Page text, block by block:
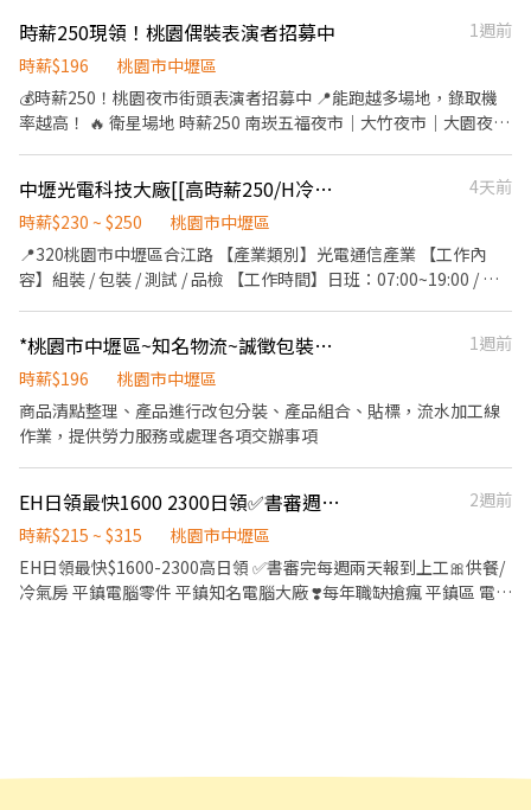
需配合現場產線加班 ☛ 日班:08:00-16:30 💰【薪資待遇】: 日班
$220/H ➽享有勞健保、勞退基金、團保 🎀想找好工作 應徵方式:
補滿，心動不如馬上行動🎈
07:00~16:00 時薪225~240元（含津貼） 午班：14:00~23:00 時薪
265~275元（含津貼） 【匯薪方式】：每月10號/周領/隔日領 ▶工
作地點：高鐵南:桃園市中壢區高鐵南路四段888號 【應徵方式】：
✌葉專員0967255368 ✌薛專員0938456835 ✌截圖後·點擊鏈接應
時薪250現領！桃園偶裝表演者招募中
1週前
時薪$196
桃園市中壢區
💰時薪250！桃園夜市街頭表演者招募中 📍能跑越多場地，錄取機
率越高！ 🔥 衛星場地 時薪250 南崁五福夜市｜大竹夜市｜大園夜市
最穩的兩個主場，班最多、天天有場次， 新手最好練功、最快上手
的地方。 🚇 交通超方便 中壢觀光夜市走中壢車站幾分鐘就到， 八
德、南崁、大竹、大園騎車都在 20 分鐘內， 機車好停，跑完直接
回家不用趕末班。 班表上沒有列出的夜市或場地也能報名嗎？ 當然
可以！桃園、新竹只要你跑得到的 夜市、商圈、活動、市集，都歡
・自主報班制－班表自己挑，想跑幾天跑幾天 ・新手友善機制－第
一次上場有人帶，不會丟你一個人 ・天天有場次－不用等，明天就
我－舞台是你的，越敢玩收得越多 📋 招募說明 ・合作模式：接案合
作，日結／週結可談 ・新手試作：第一次上場請在報班時註明「新
人」， 時段抓 1～2 小時，先熟悉場地和流程 ・適合對象：能配
合夜間時段 不怕在人群面前表現的你 ・全台皆有團隊：北中南都
或私訊，會有專人跟你說明面試流程。
中壢光電科技大廠[[高時薪250/H冷氣廠房做二休二]]免費停車位AA-411
4天前
時薪$230 ~ $250
桃園市中壢區
📍320桃園市中壢區合江路 【產業類別】光電通信產業 【工作內
容】組裝 / 包裝 / 測試 / 品檢 【工作時間】日班：07:00~19:00 / 夜
【用餐說明】自理，廠內有微波爐、冰箱、販賣機 【工作條件】全
套無塵衣作業、久站/走動/久坐依單位分配、配合體檢 【停車位】
免費機車停車位 ⭕產線做光通元件、光通模組、晶元製造 ⭕產品非
常小又輕，不需要搬重 ⭕無塵室環境、冷氣廠房，須接受可穿全套
*桃園市中壢區~知名物流~誠徵包裝作業加工人員
1週前
時薪$196
桃園市中壢區
商品清點整理、產品進行改包分裝、產品組合、貼標，流水加工線
作業，提供勞力服務或處理各項交辦事項
EH日領最快1600 2300日領✅書審週一三上工🎀供餐/冷氣房平鎮電腦零
2週前
時薪$215 ~ $315
桃園市中壢區
EH日領最快$1600-2300高日領 ✅書審完每週兩天報到上工🎀供餐/
冷氣房 平鎮電腦零件 平鎮知名電腦大廠 ❣️每年職缺搶瘋 平鎮區 電腦